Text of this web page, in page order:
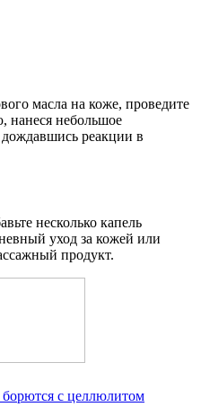
масла на коже, проведите
нанеся небольшое
дождавшись реакции в
несколько капель
уход за кожей или
продукт.
с целлюлитом